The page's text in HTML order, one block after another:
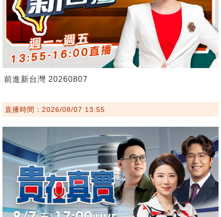
前進新台灣 20260807
直播時間：2026/08/07 13:55